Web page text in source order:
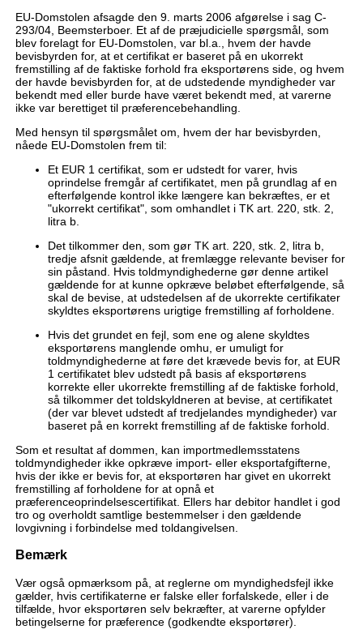
EU-Domstolen afsagde den 9. marts 2006 afgørelse i sag C-
293/04, Beemsterboer. Et af de præjudicielle spørgsmål, som
blev forelagt for EU-Domstolen, var bl.a., hvem der havde
bevisbyrden for, at et certifikat er baseret på en ukorrekt
fremstilling af de faktiske forhold fra eksportørens side, og hvem
der havde bevisbyrden for, at de udstedende myndigheder var
bekendt med eller burde have været bekendt med, at varerne
ikke var berettiget til præferencebehandling.
Med hensyn til spørgsmålet om, hvem der har bevisbyrden,
nåede EU-Domstolen frem til:
Et EUR 1 certifikat, som er udstedt for varer, hvis
oprindelse fremgår af certifikatet, men på grundlag af en
efterfølgende kontrol ikke længere kan bekræftes, er et
"ukorrekt certifikat", som omhandlet i TK art. 220, stk. 2,
litra b.
Det tilkommer den, som gør TK art. 220, stk. 2, litra b,
tredje afsnit gældende, at fremlægge relevante beviser for
sin påstand. Hvis toldmyndighederne gør denne artikel
gældende for at kunne opkræve beløbet efterfølgende, så
skal de bevise, at udstedelsen af de ukorrekte certifikater
skyldtes eksportørens urigtige fremstilling af forholdene.
Hvis det grundet en fejl, som ene og alene skyldtes
eksportørens manglende omhu, er umuligt for
toldmyndighederne at føre det krævede bevis for, at EUR
1 certifikatet blev udstedt på basis af eksportørens
korrekte eller ukorrekte fremstilling af de faktiske forhold,
så tilkommer det toldskyldneren at bevise, at certifikatet
(der var blevet udstedt af tredjelandes myndigheder) var
baseret på en korrekt fremstilling af de faktiske forhold.
Som et resultat af dommen, kan importmedlemsstatens
toldmyndigheder ikke opkræve import- eller eksportafgifterne,
hvis der ikke er bevis for, at eksportøren har givet en ukorrekt
fremstilling af forholdene for at opnå et
præferenceoprindelsescertifikat. Ellers har debitor handlet i god
tro og overholdt samtlige bestemmelser i den gældende
lovgivning i forbindelse med toldangivelsen.
Bemærk
Vær også opmærksom på, at reglerne om myndighedsfejl ikke
gælder, hvis certifikaterne er falske eller forfalskede, eller i de
tilfælde, hvor eksportøren selv bekræfter, at varerne opfylder
betingelserne for præference (godkendte eksportører).